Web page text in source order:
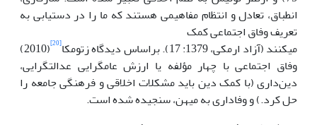
انطباق، تعادل و انتظام مفاهیمی هستند که ما را در دستیابی به
تعریف وفاق اجتماعی کمک
می­کنند (آزاد ارمکی، 1379: 17). براساس دیدگاه زتومکا
[20]
(2010)
وفاق اجتماعی با چهار مؤلفه یا ارزش عام‏گرایی عدالت‏گرایی،
دین‌داری (با کمک دین باید مشکلات اخلاقی و فرهنگی جامعه را
حل کرد.) و وفاداری به میهن، سنجیده شده است.